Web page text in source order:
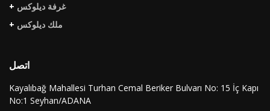
+ غرفة ديلوكس
+ ملك ديلوكس
اتصل
Kayalıbağ Mahallesi Turhan Cemal Beriker Bulvarı No: 15 İç Kapı
No:1 Seyhan/ADANA